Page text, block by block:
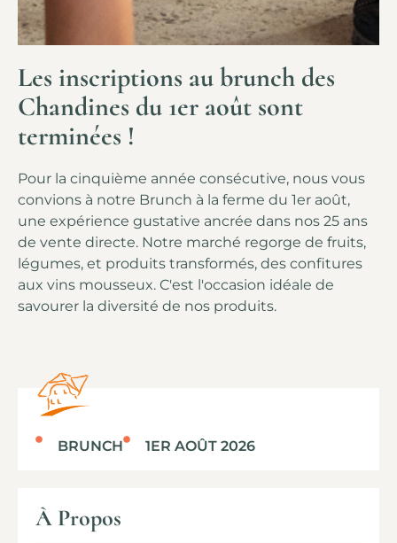
Les inscriptions au brunch des
Chandines du 1er août sont
terminées !
Pour la cinquième année consécutive, nous vous
convions à notre Brunch à la ferme du 1er août,
une expérience gustative ancrée dans nos 25 ans
de vente directe. Notre marché regorge de fruits,
légumes, et produits transformés, des confitures
aux vins mousseux. C'est l'occasion idéale de
savourer la diversité de nos produits.
BRUNCH 1ER AOÛT 2026
À Propos